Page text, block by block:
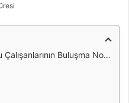
Buluşma Noktası